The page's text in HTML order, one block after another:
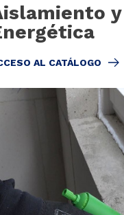
AL CATÁLOGO